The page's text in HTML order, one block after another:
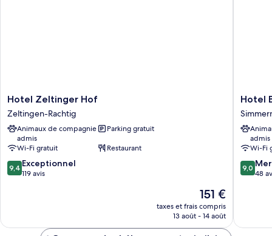
Hotel
Zeltinger
Hof
Zeltingen-
Rachtig
Hotel Zeltinger Hof
Zeltingen-Rachtig
Animaux de compagnie
admis
Parking gratuit
Wi-Fi gratuit
Restaurant
9.4
sur
9,4 Exceptionnel
119 avis
Le
nouveau
prix
151 €
taxes et frais compris
13 août - 14 août
Hotel
Hotel
admis
Wi-Fi
9.0
sur
9,0
48